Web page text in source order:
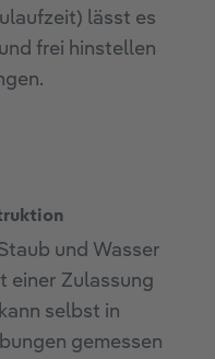
lässt es
frei hinstellen
und Wasser
einer Zulassung
selbst in
gemessen